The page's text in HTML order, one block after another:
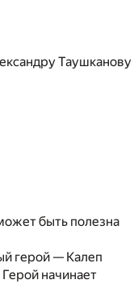
Таушканову
быть полезна
герой — Калеп
начинает